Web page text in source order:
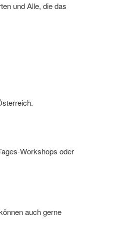
und Alle, die das
Workshops oder
auch gerne